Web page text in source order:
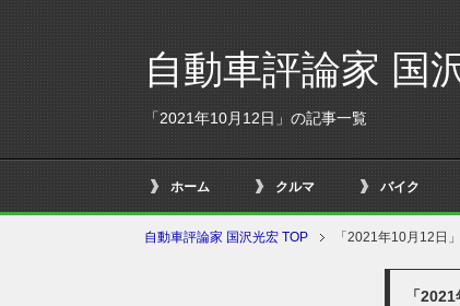
自動車評論家 国
「2021年10月12日」の記事一覧
ホーム クルマ バイク
自動車評論家 国沢光宏 TOP 「2021年10月12日
「